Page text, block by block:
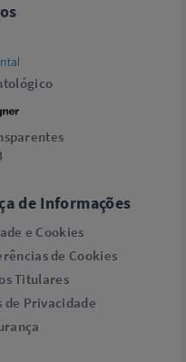
de Informações
e Cookies
de Cookies
Titulares
de Privacidade